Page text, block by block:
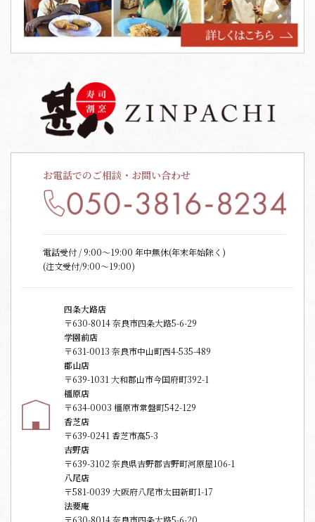
お電話でのご相談・お問い合わせ
電話受付 / 9:00〜19:00 年中無休(年末年始除く)
(注文受付/9:00～19:00)
四条大路店
〒630-8014 奈良市四条大路5-6-29
学園前店
〒631-0013 奈良市中山町西4-535-489
郡山店
〒639-1031 大和郡山市今国府町392-1
橿原店
〒634-0003 橿原市常盤町542-129
香芝店
〒639-0241 香芝市高5-3
吉野店
〒639-3102 奈良県吉野郡吉野町河原屋106-1
八尾店
〒581-0039 大阪府八尾市太田新町1-17
法要庵